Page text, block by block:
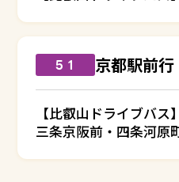
５１ 京都駅前行
【比叡山ドライブバス
三条京阪前・四条河原